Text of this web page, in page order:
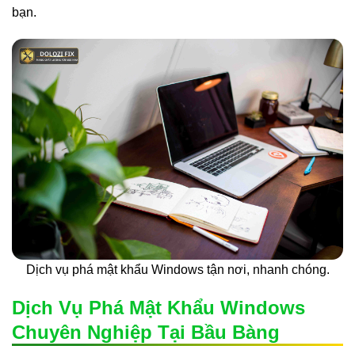
bạn.
Dịch vụ phá mật khẩu Windows tận nơi, nhanh chóng.
Dịch Vụ Phá Mật Khẩu Windows
Chuyên Nghiệp Tại Bầu Bàng